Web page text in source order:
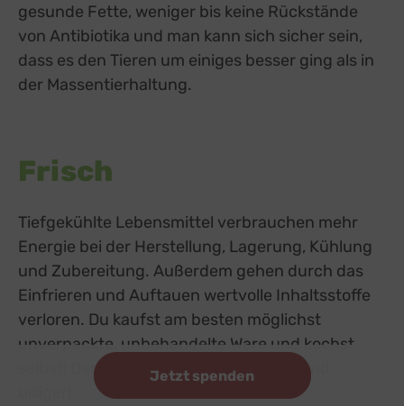
Jetzt spenden
gesunde Fette, weniger bis keine Rückstände
von Antibiotika und man kann sich sicher sein,
dass es den Tieren um einiges besser ging als in
der Massentierhaltung.
Frisch
Tiefgekühlte Lebensmittel verbrauchen mehr
Energie bei der Herstellung, Lagerung, Kühlung
und Zubereitung. Außerdem gehen durch das
Einfrieren und Auftauen wertvolle Inhaltsstoffe
verloren. Du kaufst am besten möglichst
unverpackte, unbehandelte Ware und kochst
selbst! Das ist ökologischer, gesünder und